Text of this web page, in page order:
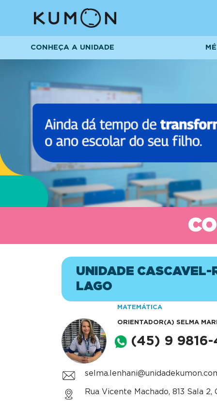
CONHEÇA A UNIDADE
UNIDADE CASCAVEL-
LAGO
MATEMÁTICA
ORIENTADOR(A) SELMA
(45) 9
Rua Vicente Machado, 813 Sala 2,